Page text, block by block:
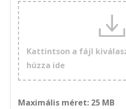
Kattintson a fájl
húzza ide
Maximális méret: 25 MB